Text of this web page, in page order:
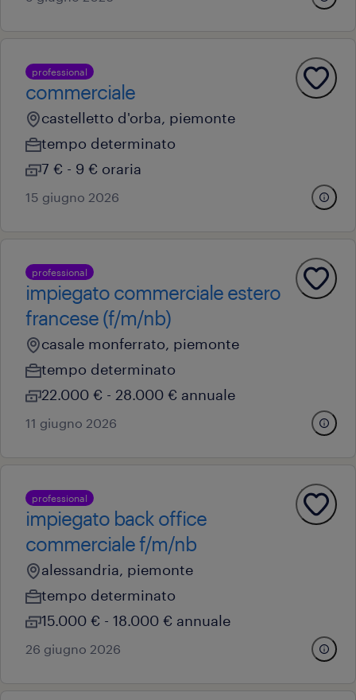
professional
commerciale
castelletto d'orba, piemonte
tempo determinato
7 € - 9 € oraria
15 giugno 2026
professional
impiegato commerciale estero
francese (f/m/nb)
casale monferrato, piemonte
tempo determinato
22.000 € - 28.000 € annuale
11 giugno 2026
professional
impiegato back office
commerciale f/m/nb
alessandria, piemonte
tempo determinato
15.000 € - 18.000 € annuale
26 giugno 2026